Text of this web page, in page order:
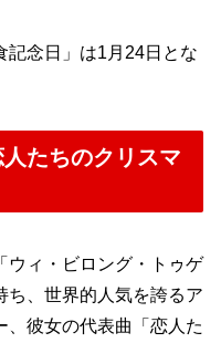
記念日」は1月24日とな
たちのクリスマ
ウィ・ビロング・トゥゲ
ち、世界的人気を誇るア
、彼女の代表曲「恋人た